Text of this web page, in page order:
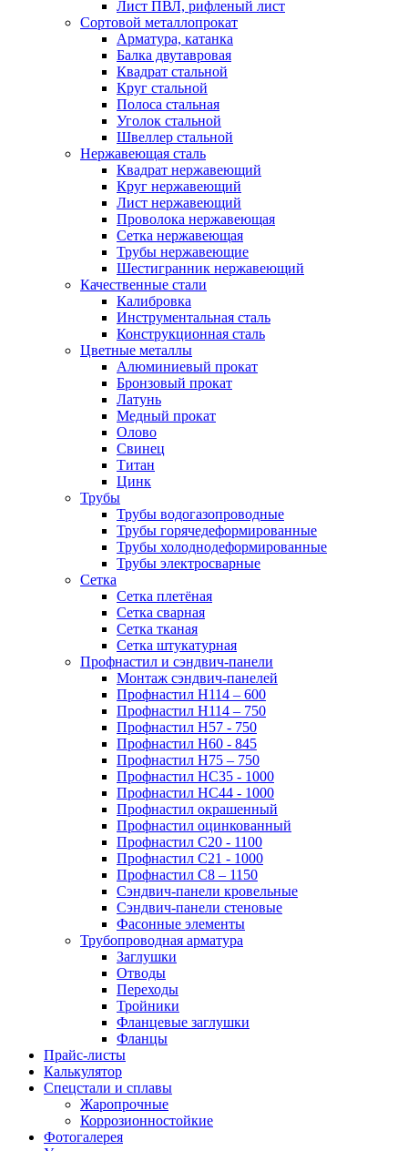
Лист ПВЛ, рифленый лист
Сортовой металлопрокат
Арматура, катанка
Балка двутавровая
Квадрат стальной
Круг стальной
Полоса стальная
Уголок стальной
Швеллер стальной
Нержавеющая сталь
Квадрат нержавеющий
Круг нержавеющий
Лист нержавеющий
Проволока нержавеющая
Сетка нержавеющая
Трубы нержавеющие
Шестигранник нержавеющий
Качественные стали
Калибровка
Инструментальная сталь
Конструкционная сталь
Цветные металлы
Алюминиевый прокат
Бронзовый прокат
Латунь
Медный прокат
Олово
Свинец
Титан
Цинк
Трубы
Трубы водогазопроводные
Трубы горячедеформированные
Трубы холоднодеформированные
Трубы электросварные
Сетка
Сетка плетёная
Сетка сварная
Сетка тканая
Сетка штукатурная
Профнастил и сэндвич-панели
Монтаж сэндвич-панелей
Профнастил Н114 – 600
Профнастил Н114 – 750
Профнастил Н57 - 750
Профнастил Н60 - 845
Профнастил Н75 – 750
Профнастил НС35 - 1000
Профнастил НС44 - 1000
Профнастил окрашенный
Профнастил оцинкованный
Профнастил С20 - 1100
Профнастил С21 - 1000
Профнастил С8 – 1150
Сэндвич-панели кровельные
Сэндвич-панели стеновые
Фасонные элементы
Трубопроводная арматура
Заглушки
Отводы
Переходы
Тройники
Фланцевые заглушки
Фланцы
Прайс-листы
Калькулятор
Спецстали и сплавы
Жаропрочные
Коррозионностойкие
Фотогалерея